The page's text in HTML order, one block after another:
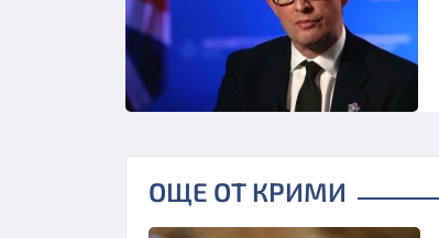
ОЩЕ ОТ КРИМИ